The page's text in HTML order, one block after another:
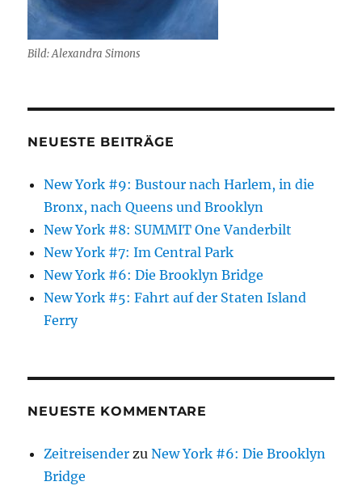
Bild: Alexandra Simons
NEUESTE BEITRÄGE
New York #9: Bustour nach Harlem, in die
Bronx, nach Queens und Brooklyn
New York #8: SUMMIT One Vanderbilt
New York #7: Im Central Park
New York #6: Die Brooklyn Bridge
New York #5: Fahrt auf der Staten Island
Ferry
NEUESTE KOMMENTARE
Zeitreisender zuNew York #6: Die Brooklyn
Bridge